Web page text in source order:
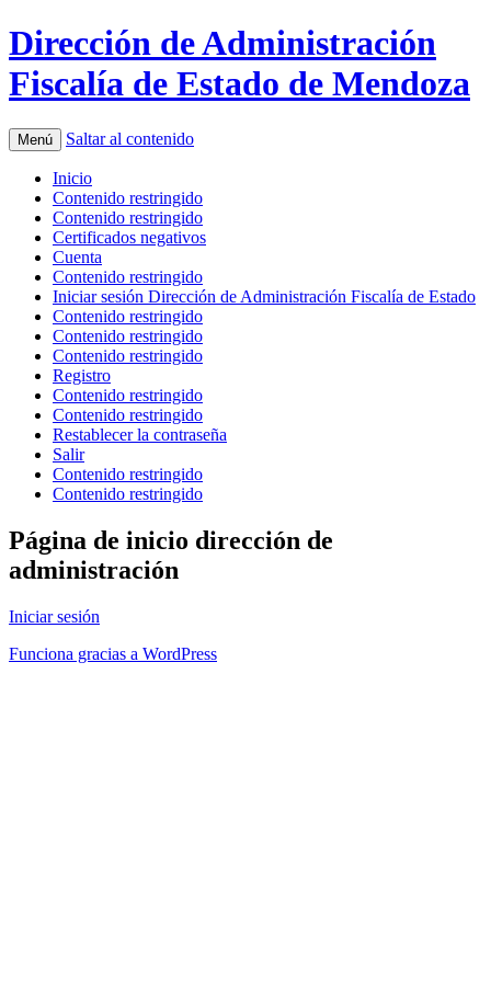
Dirección de Administración
Fiscalía de Estado de Mendoza
Menú Saltar al contenido
Inicio
Contenido restringido
Contenido restringido
Certificados negativos
Cuenta
Contenido restringido
Iniciar sesión Dirección de Administración Fiscalía de Estado
Contenido restringido
Contenido restringido
Contenido restringido
Registro
Contenido restringido
Contenido restringido
Restablecer la contraseña
Salir
Contenido restringido
Contenido restringido
Página de inicio dirección de
administración
Iniciar sesión
Funciona gracias a WordPress